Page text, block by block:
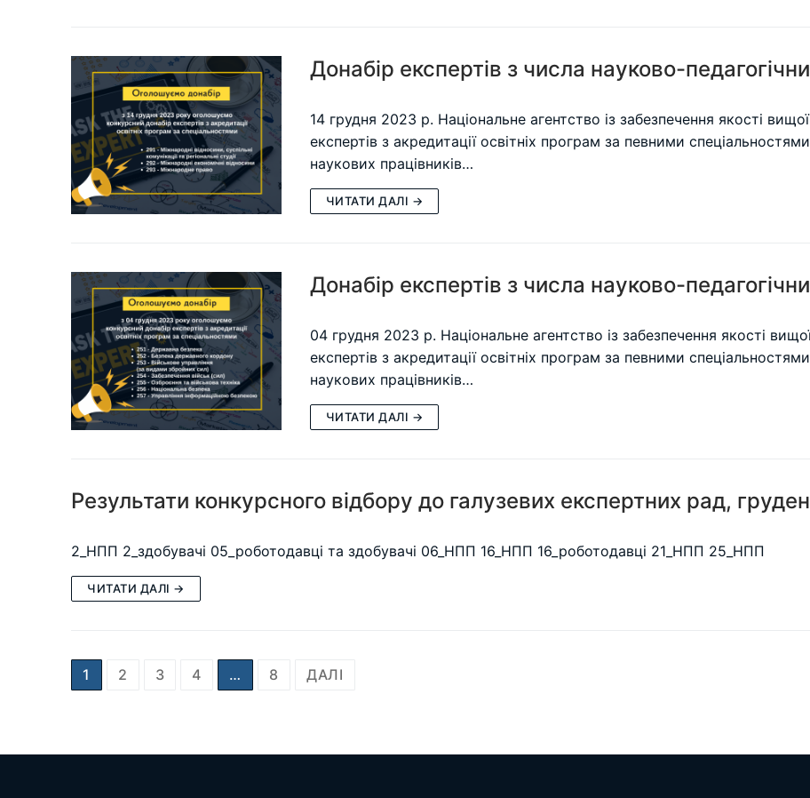
Донабір експертів з числа науково-
14 грудня 2023 р. Національне агентство із забезпечення якості
експертів з акредитації освітніх програм за певними
наукових працівників…
ЧИТАТИ ДАЛІ →
Донабір експертів з числа науково-
04 грудня 2023 р. Національне агентство із забезпечення якості
експертів з акредитації освітніх програм за певними
наукових працівників…
ЧИТАТИ ДАЛІ →
Результати конкурсного відбору до галузевих експертних рад,
2_НПП 2_здобувачі 05_роботодавці та здобувачі 06_НПП 16_НПП 16_роботодавці 21_НПП 25_НПП
ЧИТАТИ ДАЛІ →
Пагінація
1 2 3 4 … 8 ДАЛІ